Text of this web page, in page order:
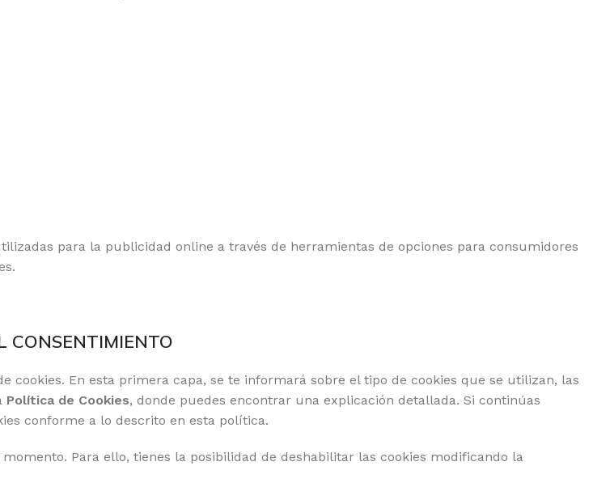
para la publicidad online a través de herramientas de opciones para consumidores
CONSENTIMIENTO
En esta primera capa, se te informará sobre el tipo de cookies que se utilizan, las
Política de Cookies, donde puedes encontrar una explicación detallada. Si continúas
conforme a lo descrito en esta política.
Para ello, tienes la posibilidad de deshabilitar las cookies modificando la